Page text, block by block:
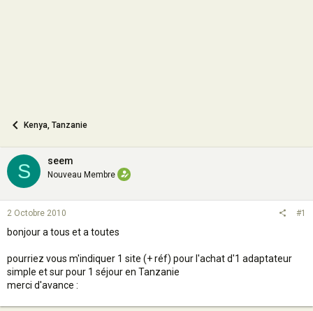
Kenya, Tanzanie
S seem
Nouveau Membre
2 Octobre 2010 #1
bonjour a tous et a toutes
pourriez vous m'indiquer 1 site (+ réf) pour l'achat d'1 adaptateur
simple et sur pour 1 séjour en Tanzanie
merci d'avance :